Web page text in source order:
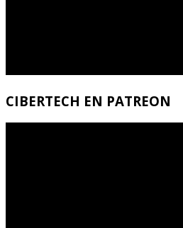
CIBERTECH EN PATREON